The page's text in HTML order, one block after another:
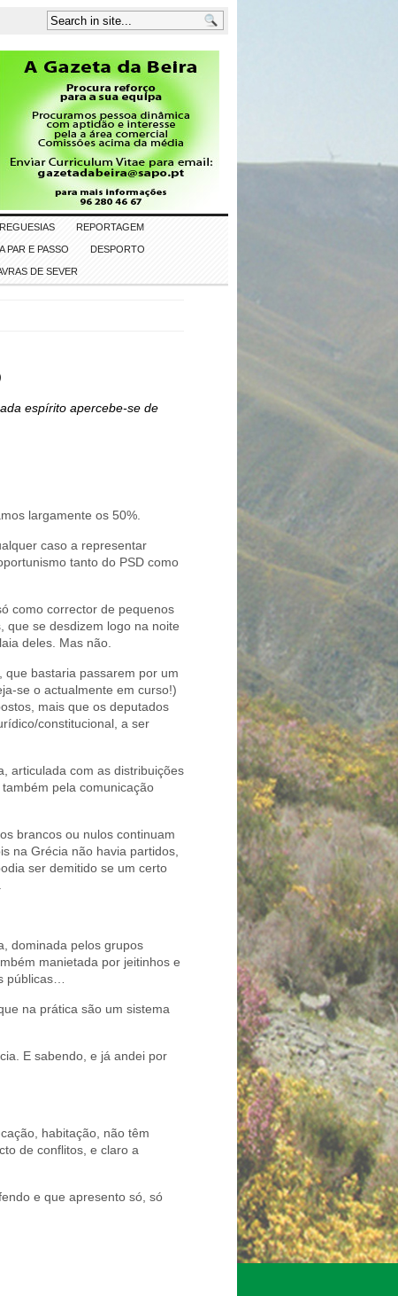
REPORTAGEM
PAR E PASSO DESPORTO
DE SEVER
espírito apercebe-se de
largamente os 50%.
caso a representar
tanto do PSD como
como corrector de pequenos
que se desdizem logo na noite
deles. Mas não.
que bastaria passarem por um
se o actualmente em curso!)
mais que os deputados
constitucional, a ser
articulada com as distribuições
pela comunicação
brancos ou nulos continuam
na Grécia não havia partidos,
ser demitido se um certo
dominada pelos grupos
manietada por jeitinhos e
públicas…
na prática são um sistema
E sabendo, e já andei por
habitação, não têm
de conflitos, e claro a
e que apresento só, só